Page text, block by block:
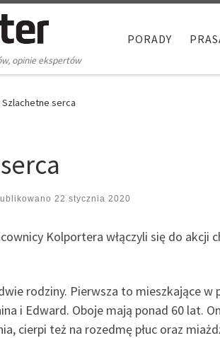
opinie ekspertów
PORADY
Szlachetne serca
22 stycznia 2020
Kolportera włączyli się do
rodziny. Pierwsza to mieszkające
i Edward. Oboje mają ponad 60 lat.
cierpi też na rozedmę płuc oraz